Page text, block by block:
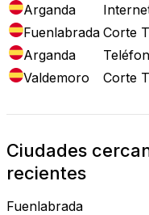
Arganda
Fuenlabrada Corte
Arganda
Valdemoro
Corte
Ciudades
recientes
Fuenlabrada